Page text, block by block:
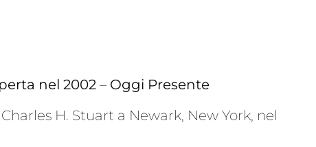
nel 2002 –Oggi Presente
H. Stuart a Newark, New York, nel